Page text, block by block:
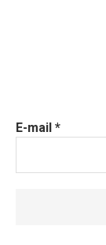
E-mail *